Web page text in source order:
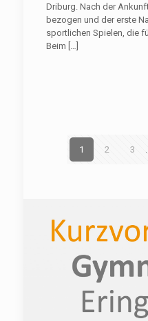
Driburg. Nach der
bezogen und der erste
sportlichen Spielen, die
Beim
1 2 3